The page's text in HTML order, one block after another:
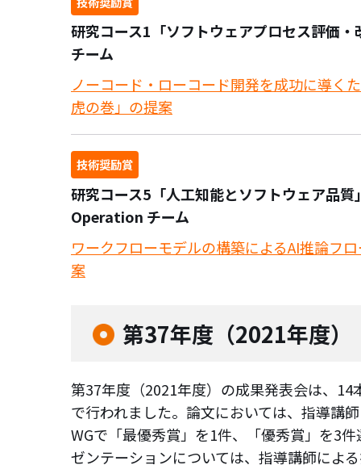
研究コース1「ソフトウェアプロセス評
チーム
ノーコード・ローコード開発を成功に導く
虎の巻」の提案
技術奨励賞
研究コース5「人工知能とソフトウェア品
Operation チーム
ワークフローモデルの構築によるAI推論フ
案
第37年度（2021年度）
第37年度（2021年度）の成果発表会は、
で行われました。論文においては、指導講
WGで「最優秀賞」を1件、「優秀賞」を3
ゼンテーションについては、指導講師によ